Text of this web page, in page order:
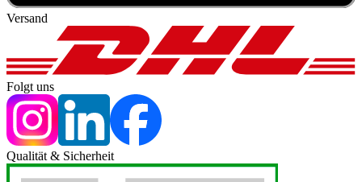
Versand
Folgt uns
Qualität & Sicherheit